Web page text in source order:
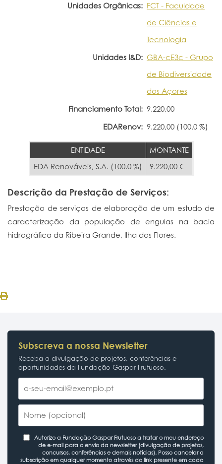
Unidades Orgânicas: FCT - Faculdade
de Ciências e
Tecnologia
Unidades I&D: GBA-cE3c - Grupo
de Biodiversidade
dos Açores
Financiamento Total: 9.220,00
EDARenov: 9.220,00 (100.0 %)
ENTIDADE
MONTANTE
EDA Renováveis, S.A. (100.0 %)
9.220,00 €
Descrição da Prestação de Serviços:
Prestação de serviços de elaboração de um estudo de
caracterização da população de enguias na bacia
hidrográfica da Ribeira Grande, Ilha das Flores.
Subscreva a nossa Newsletter
Receba a divulgação de projetos, conferências e
oportunidades da Fundação Gaspar Frutuoso.
Autorizo a Fundação Gaspar Frutuoso a tratar o meu endereço
de e-mail para o envio da newsletter (divulgação de projetos,
concursos, conferências e demais notícias). Posso cancelar a
subscrição em qualquer momento através do link presente em cada